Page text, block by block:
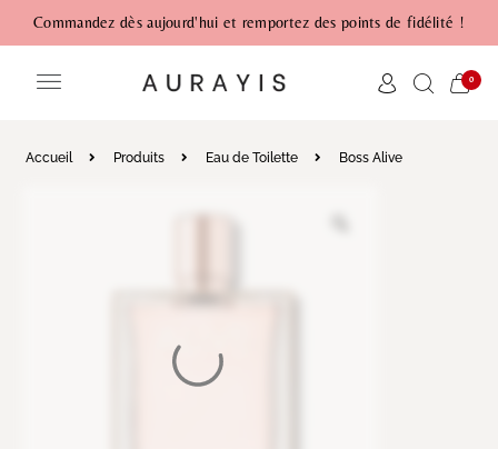
Commandez dès aujourd'hui et remportez des points de fidélité !
0
Accueil Produits Eau de Toilette Boss Alive